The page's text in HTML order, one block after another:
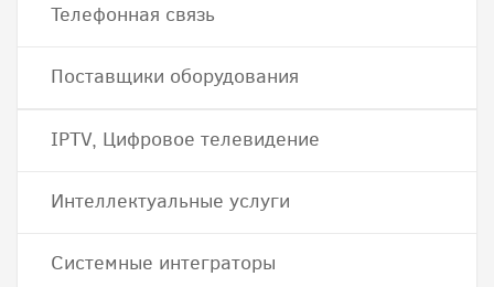
Телефонная связь
Поставщики оборудования
IPTV, Цифровое телевидение
Интеллектуальные услуги
Системные интеграторы